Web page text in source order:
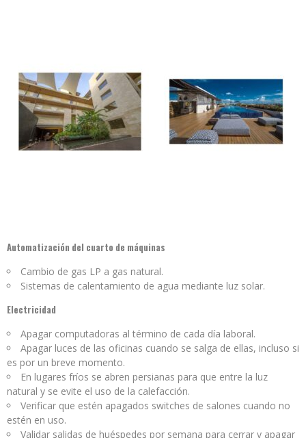
Automatización del cuarto de máquinas
Cambio de gas LP a gas natural.
Sistemas de calentamiento de agua mediante luz solar.
Electricidad
Apagar computadoras al término de cada día laboral.
Apagar luces de las oficinas cuando se salga de ellas, incluso si
es por un breve momento.
En lugares fríos se abren persianas para que entre la luz
natural y se evite el uso de la calefacción.
Verificar que estén apagados switches de salones cuando no
estén en uso.
Validar salidas de huéspedes por semana para cerrar y apagar